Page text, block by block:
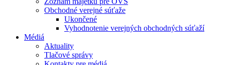
Obchodné verejné súťaže
Ukončené
Vyhodnotenie verejných obchodných súťaží
Médiá
Aktuality
Tlačové správy